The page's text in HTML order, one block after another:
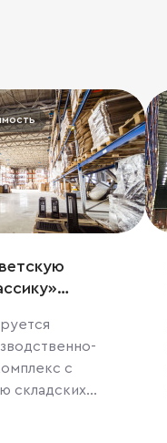
с
складских